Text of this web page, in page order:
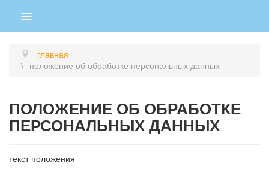
главная
положение об обработке персональных данных
ПОЛОЖЕНИЕ ОБ ОБРАБОТКЕ
ПЕРСОНАЛЬНЫХ ДАННЫХ
текст положения